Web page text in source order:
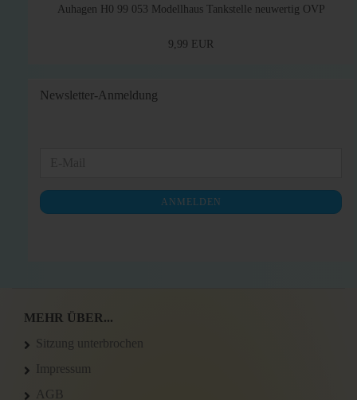
Auhagen H0 99 053 Modellhaus Tankstelle neuwertig OVP
9,99 EUR
Newsletter-Anmeldung
NEWSLETTER-
ANMELDUNG
ANMELDEN
MEHR ÜBER...
Sitzung unterbrochen
Impressum
AGB